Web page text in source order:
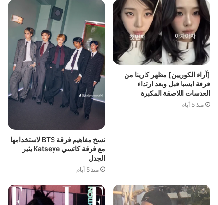
[آراء الكوريين] مظهر كارينا من
فرقة ايسبا قبل وبعد ارتداء
العدسات اللاصقة المكبرة
منذ 5 أيام
نسخ مفاهيم فرقة BTS لاستخدامها
مع فرقة كاتسي Katseye يثير
الجدل
منذ 5 أيام